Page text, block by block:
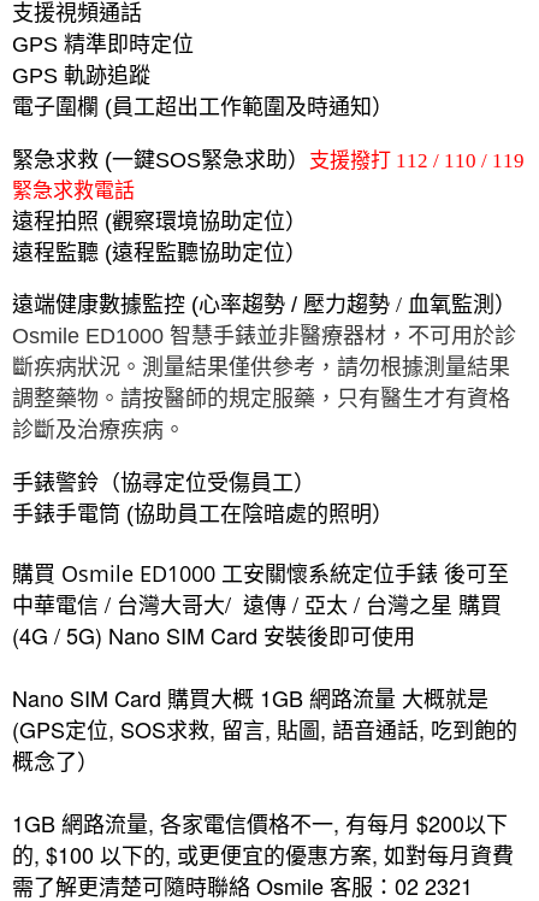
支援視頻通話
GPS 精準即時定位
GPS 軌跡追蹤
電子圍欄 (員工超出工作範圍及時通知）
緊急求救 (一鍵SOS緊急求助） 支援撥打 112 / 110 / 119
緊急求救電話
遠程拍照 (觀察環境協助定位）
遠程監聽 (遠程監聽協助定位）
遠端健康數據監控 (心率趨勢 / 壓力趨勢 / 血氧監測）
Osmile ED1000 智慧手錶並非醫療器材，不可用於診
斷疾病狀況。測量結果僅供參考，請勿根據測量結果
調整藥物。請按醫師的規定服藥，只有醫生才有資格
診斷及治療疾病。
手錶警鈴（協尋定位受傷員工）
手錶手電筒 (協助員工在陰暗處的照明）
購買 Osmile ED1000 工安關懷系統定位手錶 後可至
中華電信 / 台灣大哥大/ 遠傳 / 亞太 / 台灣之星 購買
(4G / 5G) Nano SIM Card 安裝後即可使用
Nano SIM Card 購買大概 1GB 網路流量 大概就是
(GPS定位, SOS求救, 留言, 貼圖, 語音通話, 吃到飽的
概念了）
1GB網路流量, 各家電信價格不一, 有每月 $200以下
的, $100 以下的, 或更便宜的優惠方案, 如對每月資費
需了解更清楚可隨時聯絡 Osmile 客服：02 2321